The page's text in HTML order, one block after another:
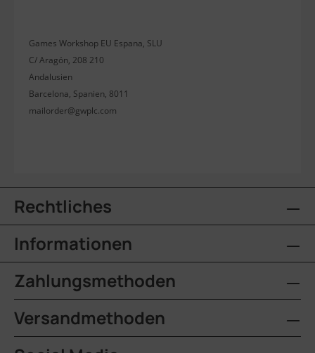
Games Workshop EU Espana, SLU
C/ Aragón, 208 210
Andalusien
Barcelona, Spanien, 8011
mailorder@gwplc.com
Rechtliches
Informationen
Zahlungsmethoden
Versandmethoden